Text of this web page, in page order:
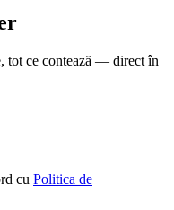
tot ce contează — direct în
cu Politica de